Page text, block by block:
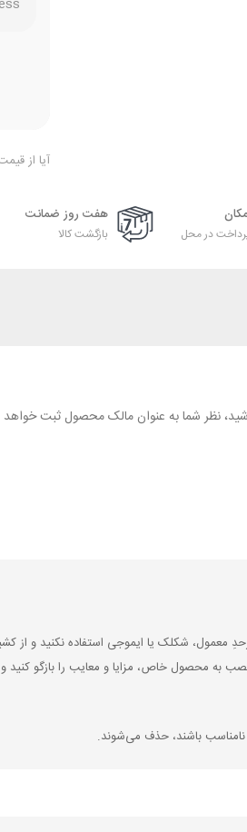
آیا از
در محل
هفت روز ضمانت
بازگشت کالا
نظر شما به عنوان مالک محصول ثبت
به محصول خاص، مزایا و معایب را بازگو کنید
نامناسب باشند، حذف می‌شوند.